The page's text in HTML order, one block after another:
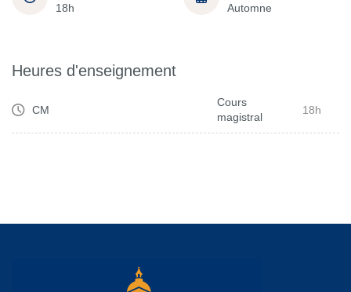
18h
Automne
Heures d'enseignement
CM
Cours
magistral
18h